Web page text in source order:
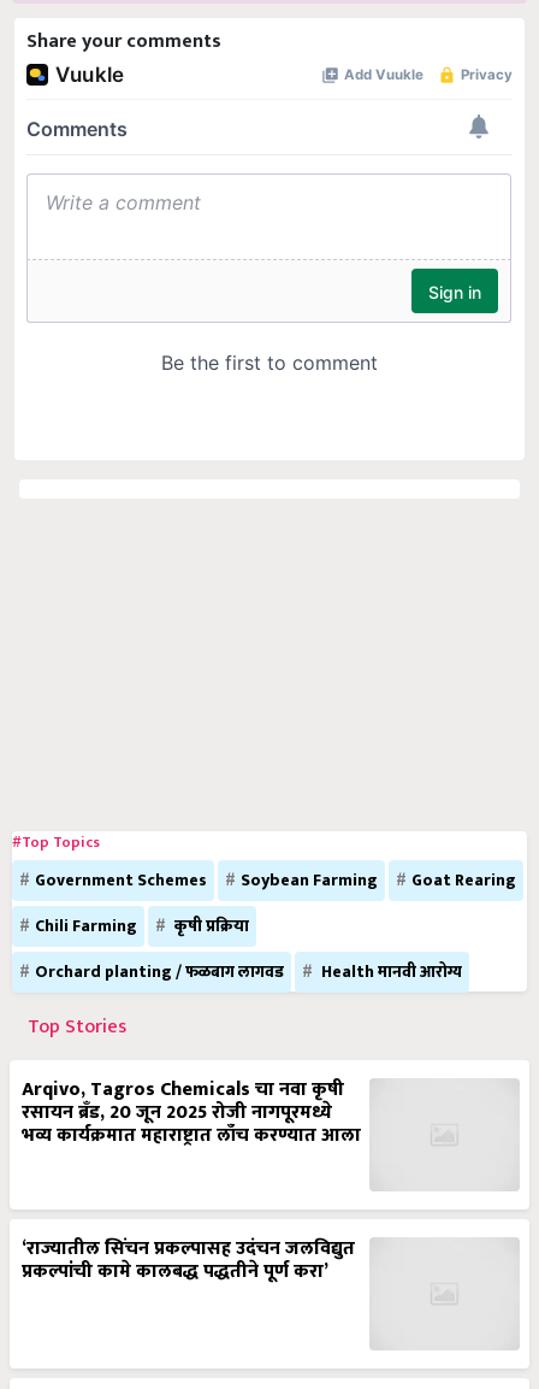
Share your comments
#Top Topics
Government Schemes Soybean Farming
Goat Rearing
Chili Farming
कृषी प्रक्रिया
Orchard planting / फळबाग लागवड
Health मानवी आरोग्य
Top Stories
Arqivo, Tagros Chemicals चा नवा कृषी
रसायन ब्रँड, 20 जून 2025 रोजी नागपूरमध्ये
भव्य कार्यक्रमात महाराष्ट्रात लाँच करण्यात आला
‘राज्यातील सिंचन प्रकल्पासह उदंचन जलविद्युत
प्रकल्पांची कामे कालबद्ध पद्धतीने पूर्ण करा’